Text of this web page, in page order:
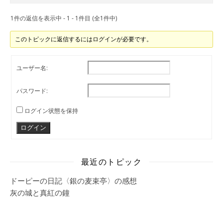
1件の返信を表示中 - 1 - 1件目 (全1件中)
このトピックに返信するにはログインが必要です。
ユーザー名:
パスワード:
ログイン状態を保持
ログイン
最近のトピック
ドーピーの日記〈銀の麦束亭〉の感想
灰の城と真紅の鐘